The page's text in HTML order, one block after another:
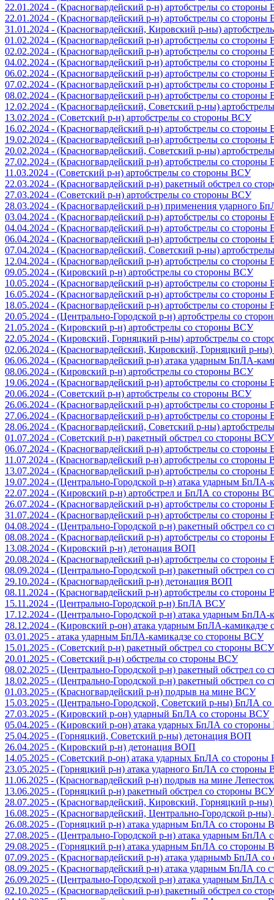
22.01.2024 - (Красногвардейский р-н) артобстрелы со
22.01.2024 - (Красногвардейский р-н) артобстрелы со
31.01.2024 - (Красногвардейский, Кировский р-ны)
01.02.2024 - (Красногвардейский р-н) артобстрелы со
02.02.2024 - (Красногвардейский р-н) артобстрелы со
04.02.2024 - (Красногвардейский р-н) артобстрелы со
06.02.2024 - (Красногвардейский р-н) артобстрелы со
07.02.2024 - (Красногвардейский р-н) артобстрелы со
08.02.2024 - (Красногвардейский р-н) артобстрелы со
12.02.2024 - (Красногвардейский, Советский р-ны)
13.02.2024 - (Советский р-н) артобстрелы со стороны ВСУ
16.02.2024 - (Красногвардейский р-н) артобстрелы со
19.02.2024 - (Красногвардейский р-н) артобстрелы со
20.02.2024 - (Красногвардейский, Советский р-ны)
27.02.2024 - (Красногвардейский р-н) артобстрелы со
11.03.2024 - (Советский р-н) артобстрелы со стороны ВСУ
22.03.2024 - (Красногвардейский р-н) ракетный обстрел со
27.03.2024 - (Советский р-н) артобстрелы со стороны ВСУ
28.03.2024 - (Красногвардейский р-н) применения ударного
03.04.2024 - (Красногвардейский р-н) артобстрелы со
04.04.2024 - (Красногвардейский р-н) артобстрелы со
06.04.2024 - (Красногвардейский р-н) артобстрелы со
07.04.2024 - (Красногвардейский, Советский р-ны)
12.04.2024 - (Красногвардейский р-н) артобстрелы со
09.05.2024 - (Кировский р-н) артобстрелы со стороны ВСУ
10.05.2024 - (Красногвардейский р-н) артобстрелы со
16.05.2024 - (Красногвардейский р-н) артобстрелы со
18.05.2024 - (Красногвардейский р-н) артобстрелы со
20.05.2024 - (Центрально-Городской р-н) артобстрелы со
21.05.2024 - (Кировский р-н) артобстрелы со стороны ВСУ
22.05.2024 - (Кировский, Горняцкий р-ны) артобстрелы со
02.06.2024 - (Красногвардейский, Кировский, Горняцкий р-
06.06.2024 - (Красногвардейский р-н) атака ударным БпЛА-
08.06.2024 - (Кировский р-н) артобстрелы со стороны ВСУ
19.06.2024 - (Красногвардейский р-н) артобстрелы со
20.06.2024 - (Советский р-н) артобстрелы со стороны ВСУ
26.06.2024 - (Красногвардейский р-н) артобстрелы со
27.06.2024 - (Красногвардейский р-н) артобстрелы со
28.06.2024 - (Красногвардейский, Советский р-ны)
01.07.2024 - (Советский р-н) ракетный обстрел со стороны ВСУ
06.07.2024 - (Красногвардейский р-н) артобстрелы со
11.07.2024 - (Красногвардейский р-н) артобстрелы со стороны
13.07.2024 - (Красногвардейский р-н) артобстрелы со
19.07.2024 - (Центрально-Городской р-н) атака ударным
22.07.2024 - (Кировский р-н) артобстрел и БпЛА со стороны
26.07.2024 - (Красногвардейский р-н) артобстрелы со
31.07.2024 - (Красногвардейский р-н) артобстрелы со
04.08.2024 - (Центрально-Городской р-н) ракетный обстрел со
08.08.2024 - (Красногвардейский р-н) артобстрелы со
13.08.2024 - (Кировский р-н) детонация ВОП
20.08.2024 - (Красногвардейский р-н) артобстрелы со
08.09.2024 - (Центрально-Городской р-н) ракетный обстрел со
29.10.2024 - (Красногвардейский р-н) детонация ВОП
08.11.2024 - (Красногвардейский р-н) артобстрелы со стороны
15.11.2024 - (Центрально-Городской р-н) БпЛА ВСУ
17.12.2024 - (Центрально-Городской р-н) атака ударным
28.12.2024 - (Кировский р-он) атака ударным БпЛА-
03.01.2025 - атака ударным БпЛА-камикадзе со стороны ВСУ
15.01.2025 - (Советский р-н) ракетный обстрел со стороны ВСУ
20.01.2025 - (Советский р-н) обстрелы со стороны ВСУ
08.02.2025 - (Центрально-Городской р-н) ракетный обстрел со
18.02.2025 - (Центрально-Городской р-н) ракетный обстрел со
01.03.2025 - (Красногвардейский р-н) подрыв на мине ВСУ
15.03.2025 - (Центрально-Городской, Советский р-ны) БпЛА
27.03.2025 - (Кировский р-он) ударный БпЛА со стороны ВСУ
05.04.2025 - (Кировский р-он) атака ударных БпЛА со
25.04.2025 - (Горняцкий, Советский р-ны) детонация ВОП
26.04.2025 - (Кировский р-н) детонация ВОП
14.05.2025 - (Советский р-он) атака ударных БпЛА со
23.05.2025 - (Горняцкий р-н) атака ударного БпЛА со стороны
11.06.2025 - (Красногвардейский р-н) подрыв на мине Лепесток
13.06.2025 - (Горняцкий р-н) ракетный обстрел со стороны ВСУ
28.07.2025 - (Красногвардейский, Кировский, Горняцкий р-
16.08.2025 - (Красногвардейский, Центрально-Городской р-
26.08.2025 - (Горняцкий р-н) атака ударным БпЛА со стороны
27.08.2025 - (Центрально-Городской р-н) атака ударным БпЛА
29.08.2025 - (Горняцкий р-н) атака ударным БпЛА со стороны
07.09.2025 - (Красногвардейский р-н) атака ударнымb БпЛА
08.09.2025 - (Красногвардейский р-н) атака ударным БпЛА со
26.09.2025 - (Центрально-Городской р-н) атака ударным БпЛА
02.10.2025 - (Красногвардейский р-н) ракетный обстрел со